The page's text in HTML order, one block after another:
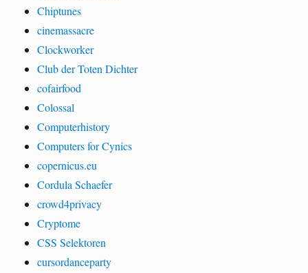
Chiptunes
cinemassacre
Clockworker
Club der Toten Dichter
cofairfood
Colossal
Computerhistory
Computers for Cynics
copernicus.eu
Cordula Schaefer
crowd4privacy
Cryptome
CSS Selektoren
cursordanceparty